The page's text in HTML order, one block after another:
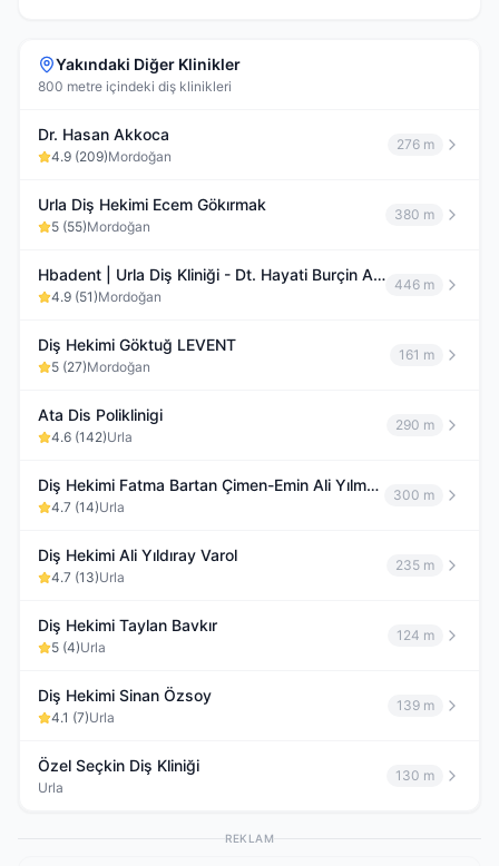
Yakındaki Diğer Klinikler
800 metre içindeki diş klinikleri
Dr. Hasan Akkoca
4.9 (209)Mordoğan
276 m
Urla Diş Hekimi Ecem Gökırmak
5 (55)Mordoğan
380 m
Hbadent | Urla Diş Kliniği - Dt. Hayati Burçin Akbaş
4.9 (51)Mordoğan
446 m
Diş Hekimi Göktuğ LEVENT
5 (27)Mordoğan
161 m
Ata Dis Poliklinigi
4.6 (142)Urla
290 m
Diş Hekimi Fatma Bartan Çimen-Emin Ali Yılmaz-I.Erdal Özdemir
4.7 (14)Urla
300 m
Diş Hekimi Ali Yıldıray Varol
4.7 (13)Urla
235 m
Diş Hekimi Taylan Bavkır
5 (4)Urla
124 m
Diş Hekimi Sinan Özsoy
4.1 (7)Urla
139 m
Özel Seçkin Diş Kliniği
Urla
130 m
REKLAM